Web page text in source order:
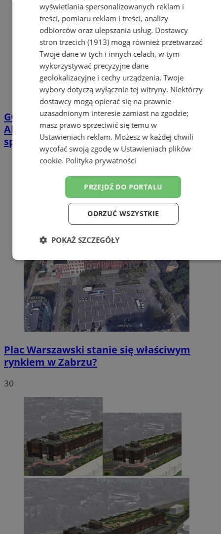
GORĄCY TEMATGórnik Zabrze – UEFA:
Aktualna sytuacja z karami nałożonymi po
spotkaniu z Fenerbache
Plac Warszawski stanie się właściwym
rynkiem w Zabrzu?
30
wyświetlania spersonalizowanych reklam i
treści, pomiaru reklam i treści, analizy
odbiorców oraz ulepszania usług. Dostawcy
stron trzecich (1913)mogą również przetwarzać
Twoje dane w tych i innych celach, w tym
wykorzystywać precyzyjne dane
geolokalizacyjne i cechy urządzenia. Twoje
wybory dotyczą wyłącznie tej witryny. Niektórzy
dostawcy mogą opierać się na prawnie
uzasadnionym interesie zamiast na zgodzie;
masz prawo sprzeciwić się temu w
Ustawieniach reklam. Możesz w każdej chwili
wycofać swoją zgodę w Ustawieniach plików
cookie. Polityka prywatności
PRZEJDŹ DO PORTALU
ODRZUĆ WSZYSTKIE
POKAŻ SZCZEGÓŁY
Niezbędne Wydajność Targetowanie
Funkcjonalność Niesklasyfikowane
Niezbędne
Niezbędne pliki cookie umożliwiają korzystanie z
podstawowych funkcji strony internetowej, takich jak
logowanie użytkownika i zarządzanie kontem. Bez
niezbędnych plików cookie nie można prawidłowo
korzystać ze strony internetowej.
Nazwa
Provider
Domena
przechowywania
SessID
zabrze.com.pl
QeSessID zabrze.com.pl